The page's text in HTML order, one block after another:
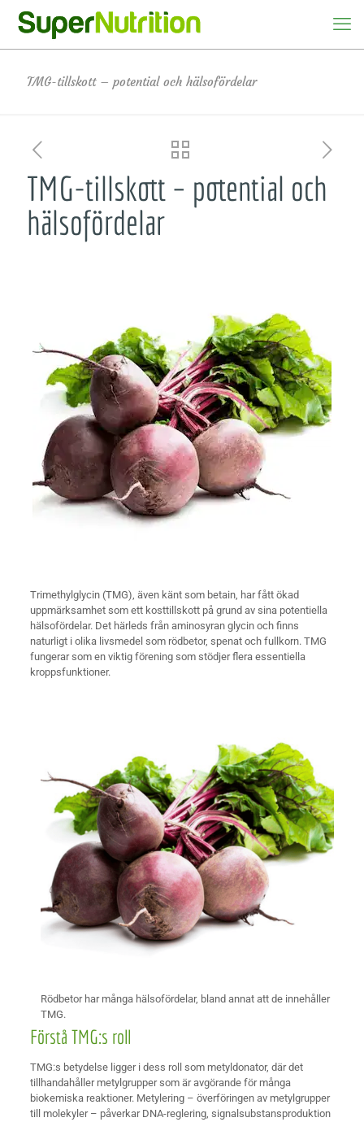
TMG-tillskott – potential och hälsofördelar
TMG-tillskott – potential och
hälsofördelar
Trimethylglycin (TMG), även känt som betain, har fått ökad
uppmärksamhet som ett kosttillskott på grund av sina potentiella
hälsofördelar. Det härleds från aminosyran glycin och finns
naturligt i olika livsmedel som rödbetor, spenat och fullkorn. TMG
fungerar som en viktig förening som stödjer flera essentiella
kroppsfunktioner.
Rödbetor har många hälsofördelar, bland annat att de innehåller
TMG.
Förstå TMG:s roll
TMG:s betydelse ligger i dess roll som metyldonator, där det
tillhandahåller metylgrupper som är avgörande för många
biokemiska reaktioner. Metylering – överföringen av metylgrupper
till molekyler – påverkar DNA-reglering, signalsubstansproduktion